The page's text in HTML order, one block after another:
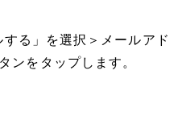
る」を選択＞メールアド
ンをタップします。